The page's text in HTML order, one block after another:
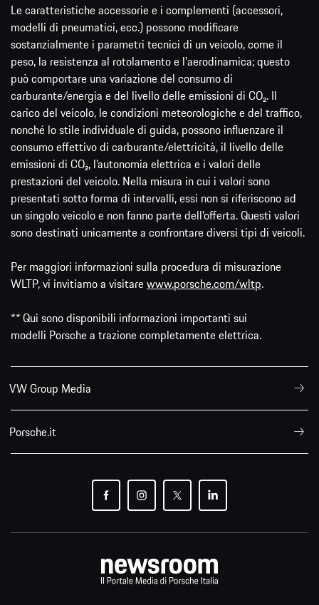
Le caratteristiche accessorie e i complementi (accessori,
modelli di pneumatici, ecc.) possono modificare
sostanzialmente i parametri tecnici di un veicolo, come il
peso, la resistenza al rotolamento e l'aerodinamica; questo
può comportare una variazione del consumo di
carburante/energia e del livello delle emissioni di CO₂. Il
carico del veicolo, le condizioni meteorologiche e del traffico,
nonché lo stile individuale di guida, possono influenzare il
consumo effettivo di carburante/elettricità, il livello delle
emissioni di CO₂, l’autonomia elettrica e i valori delle
prestazioni del veicolo. Nella misura in cui i valori sono
presentati sotto forma di intervalli, essi non si riferiscono ad
un singolo veicolo e non fanno parte dell'offerta. Questi valori
sono destinati unicamente a confrontare diversi tipi di veicoli.
Per maggiori informazioni sulla procedura di misurazione
WLTP, vi invitiamo a visitarewww.porsche.com/wltp.
** Qui sono disponibili informazioni importanti sui
modelli Porsche a trazione completamente elettrica.
VW Group Media
Porsche.it